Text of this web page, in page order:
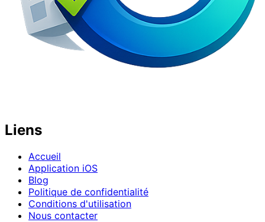
Liens
Accueil
Application iOS
Blog
Politique de confidentialité
Conditions d'utilisation
Nous contacter